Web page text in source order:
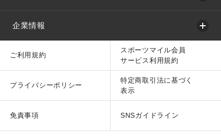
企業情報
ご利用規約
スポーツマイル会員
サービス利用規約
プライバシーポリシー
特定商取引法に基づく
表示
免責事項 SNSガイドライン